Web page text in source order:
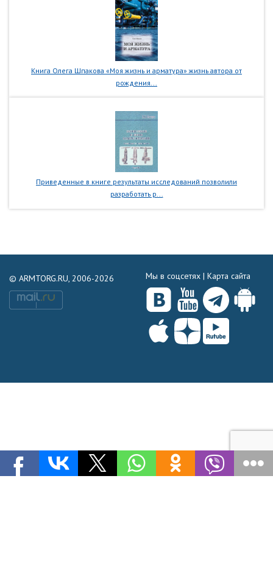
Книга Олега Шпакова «Моя жизнь и арматура» жизнь автора от
рождения...
Приведенные в книге результаты исследований позволили
разработать р...
© ARMTORG.RU, 2006-2026 Мы в соцсетях | Карта сайта